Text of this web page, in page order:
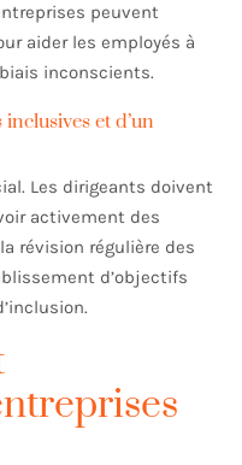
peuvent
aider les employés à
inconscients.
et d’un
Les dirigeants doivent
activement des
révision régulière des
d’objectifs